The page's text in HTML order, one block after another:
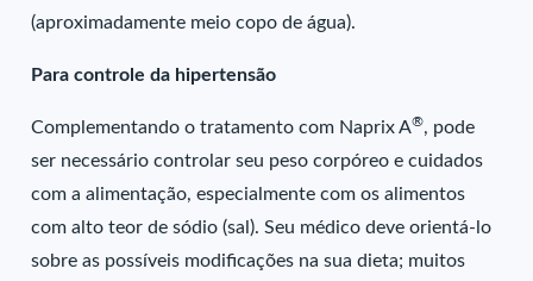
(aproximadamente meio copo de água).
Para controle da hipertensão
Complementando o tratamento com Naprix A®, pode
ser necessário controlar seu peso corpóreo e cuidados
com a alimentação, especialmente com os alimentos
com alto teor de sódio (sal). Seu médico deve orientá-lo
sobre as possíveis modificações na sua dieta; muitos